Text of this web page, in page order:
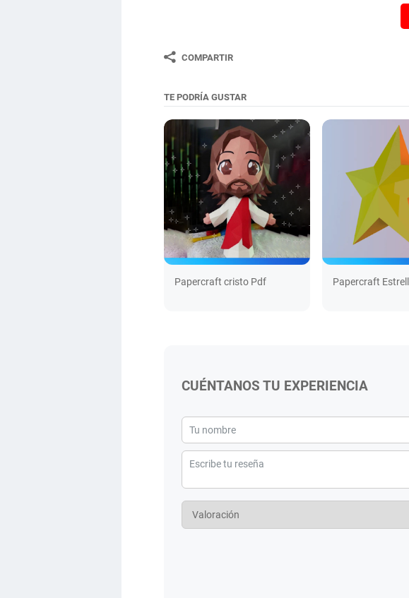
COMPARTIR
TE PODRÍA GUSTAR
Papercraft cristo Pdf Papercraft
CUÉNTANOS TU EXPERIENCIA